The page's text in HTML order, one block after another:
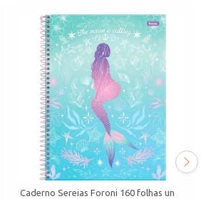
Caderno Sereias Foroni 160 folhas un